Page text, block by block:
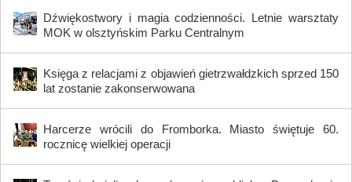
Dźwiękostwory i magia codzienności. Letnie warsztaty
MOK w olsztyńskim Parku Centralnym
Księga z relacjami z objawień gietrzwałdzkich sprzed 150
lat zostanie zakonserwowana
Harcerze wrócili do Fromborka. Miasto świętuje 60.
rocznicę wielkiej operacji